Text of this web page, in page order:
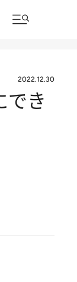
2022.12.30
でき